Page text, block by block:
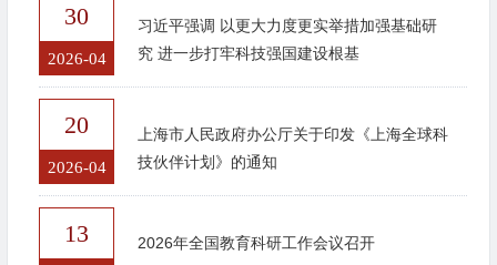
30
2026-04
习近平强调 以更大力度更实举措加强基础研
究 进一步打牢科技强国建设根基
20
2026-04
上海市人民政府办公厅关于印发《上海全球科
技伙伴计划》的通知
13 2026年全国教育科研工作会议召开